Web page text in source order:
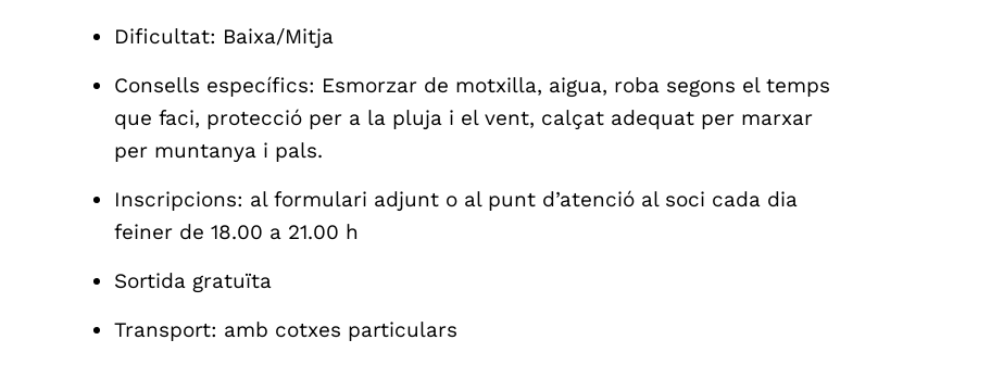
Dificultat: Baixa/Mitja
Consells específics: Esmorzar de motxilla, aigua, roba segons el temps
que faci, protecció per a la pluja i el vent, calçat adequat per marxar
per muntanya i pals.
Inscripcions: al formulari adjunt o al punt d’atenció al soci cada dia
feiner de 18.00 a 21.00 h
Sortida gratuïta
Transport: amb cotxes particulars